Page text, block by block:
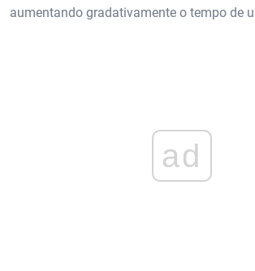
aumentando gradativamente o tempo de
ad